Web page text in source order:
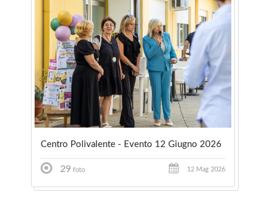
Centro Polivalente - Evento 12 Giugno 2026
29 foto 12 Mag 2026